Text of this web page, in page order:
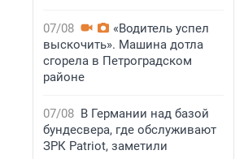
07/08
«Водитель успел
выскочить». Машина дотла
сгорела в Петроградском
районе
07/08 В Германии над базой
бундесвера, где обслуживают
ЗРК Patriot, заметили